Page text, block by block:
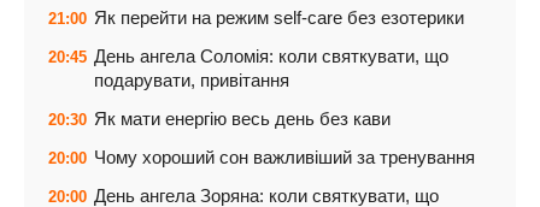
21:00 Як перейти на режим self-care без езотерики
20:45 День ангела Соломія: коли святкувати, що
подарувати, привітання
20:30 Як мати енергію весь день без кави
20:00 Чому хороший сон важливіший за тренування
20:00 День ангела Зоряна: коли святкувати, що